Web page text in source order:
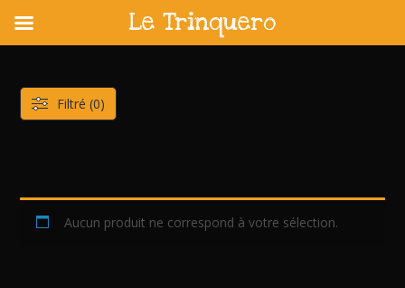
content
Aucun produit ne correspond à votre sélection.
Filtré (0)
Le Trinquero